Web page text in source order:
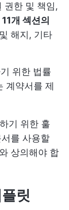
권한 및 책임,
11개 섹션의
해지, 기타
위한 법률
계약서를 제
기 위한 훌
를 사용할
상의해야 합
릿